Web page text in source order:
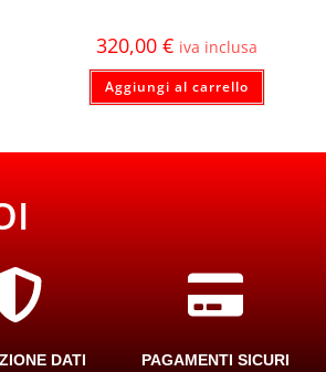
320,00 € iva inclusa
Aggiungi al carrello
DATI PAGAMENTI SICURI